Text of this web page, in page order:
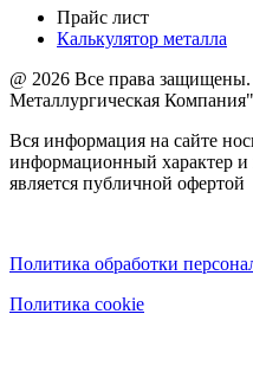
Прайс лист
Калькулятор металла
@ 2026 Все права
Металлургическая
Вся информация на сайте
информационный характер и
является публичной офертой
Политика обработки
Политика cookie